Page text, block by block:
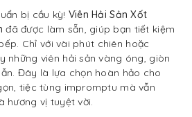
bị cầu kỳ! Viên Hải Sản Xốt
đã được làm sẵn, giúp bạn tiết kiệm
Chỉ với vài phút chiên hoặc
những viên hải sản vàng óng, giòn
Đây là lựa chọn hoàn hảo cho
tiệc tùng impromptu mà vẫn
hương vị tuyệt vời.